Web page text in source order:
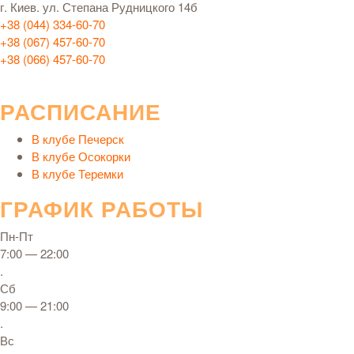
г. Киев. ул. Степана Рудницкого 14б
+38 (044) 334-60-70
+38 (067) 457-60-70
+38 (066) 457-60-70
РАСПИСАНИЕ
В клубе Печерск
В клубе Осокорки
В клубе Теремки
ГРАФИК РАБОТЫ
Пн-Пт
7:00 — 22:00
.
Сб
9:00 — 21:00
.
Вс